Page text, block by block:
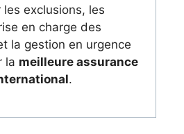
exclusions, les
en charge des
la gestion en urgence
la meilleure assurance
.